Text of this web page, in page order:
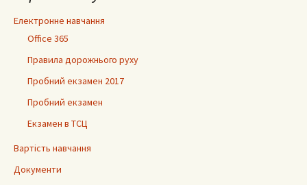
Електронне навчання
Office 365
Правила дорожнього руху
Пробний екзамен 2017
Пробний екзамен
Екзамен в ТСЦ
Вартість навчання
Документи